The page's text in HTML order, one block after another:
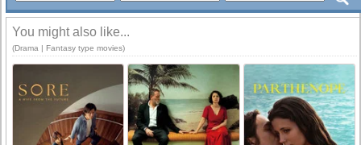
You might also like...
(Drama | Fantasy type movies)